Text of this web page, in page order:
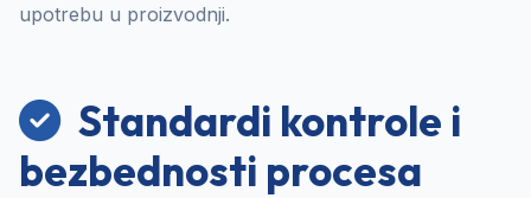
upotrebu u proizvodnji.
Standardi kontrole i
bezbednosti procesa